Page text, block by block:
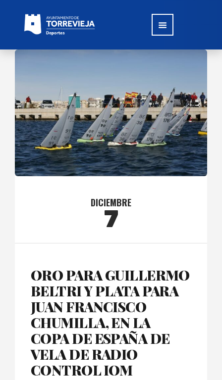
DICIEMBRE
7
ORO PARA GUILLERMO
BELTRI Y PLATA PARA
JUAN FRANCISCO
CHUMILLA, EN LA
COPA DE ESPAÑA DE
VELA DE RADIO
CONTROL IOM